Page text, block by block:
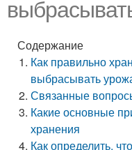
Содержание
Как правильно
выбрасывать
Связанные
Какие основные
хранения
Как определить,